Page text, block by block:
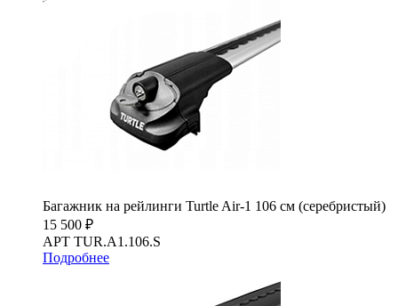
Багажник на рейлинги Turtle Air-1 106 см (серебристый)
15 500 ₽
АРТ TUR.A1.106.S
Подробнее